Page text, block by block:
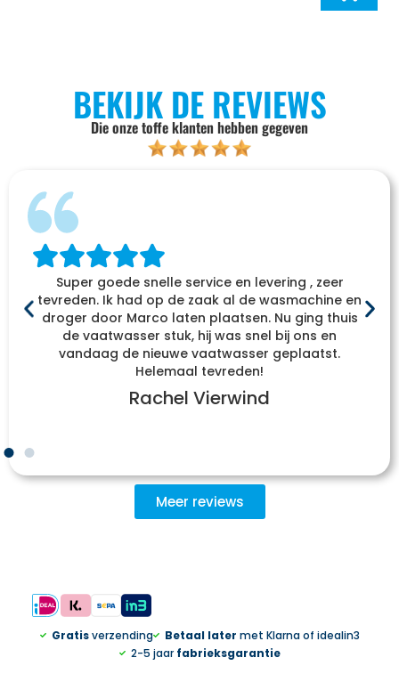
BEKIJK DE REVIEWS
Die onze toffe klanten hebben gegeven
Super goede snelle service en levering , zeer
tevreden. Ik had op de zaak al de wasmachine en
droger door Marco laten plaatsen. Nu ging thuis
de vaatwasser stuk, hij was snel bij ons en
vandaag de nieuwe vaatwasser geplaatst.
Helemaal tevreden!
Rachel Vierwind
Meer reviews
Gratisverzending Betaal later met Klarna of idealin3
2-5 jaar fabrieksgarantie